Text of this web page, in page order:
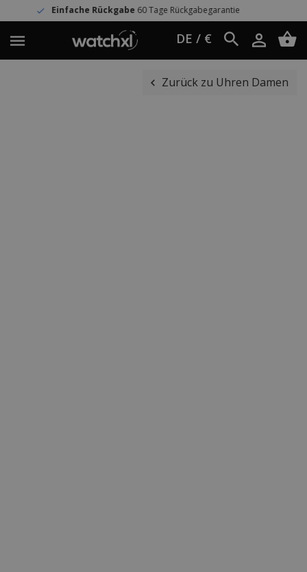
Rückgabe60 Tage Rückgabegarantie
DE / €
Zurück zu Uhren Damen